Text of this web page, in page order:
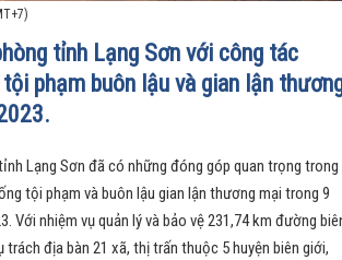
tỉnh Lạng Sơn với công tác
phạm buôn lậu và gian lận
Lạng Sơn đã có những đóng góp quan trọng trong
tội phạm và buôn lậu gian lận thương mại trong 9
Với nhiệm vụ quản lý và bảo vệ 231,74 km đường
trách địa bàn 21 xã, thị trấn thuộc 5 huyện biên giới,